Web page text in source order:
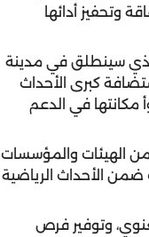
وتحفيز أدائها
سينطلق في مدينة
كبرى الأحداث
مكانتها في الدعم
من الهيئات والمؤسسات
ضمن الأحداث الرياضية
وتوفير فرص